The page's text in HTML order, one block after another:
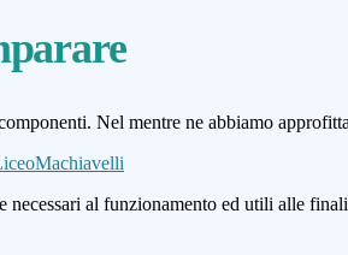
Nel mentre ne abbiamo
al funzionamento ed utili alle